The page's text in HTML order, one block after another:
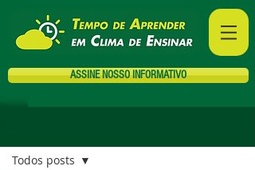
ASSINE NOSSO INFORMATIVO
Todos posts